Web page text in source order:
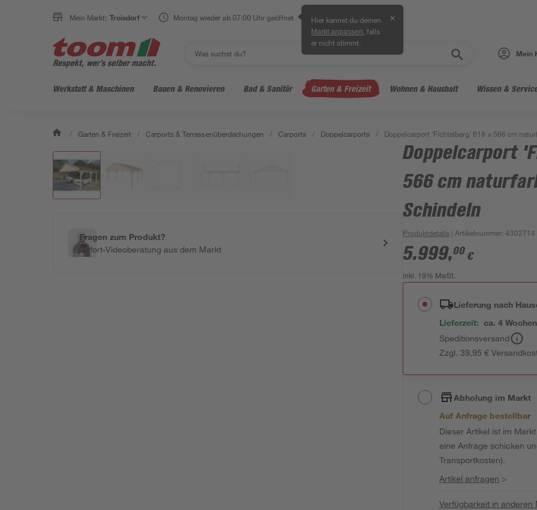
Mein Markt: Troisdorf Montag wieder ab 07:00 Uhr geöffnet Hier kannst du deinen
Markt anpassen , falls
er nicht stimmt.
✕
Mein
Werkstatt & Maschinen Bauen & Renovieren Bad & Sanitär Garten & Freizeit Wohnen & Haushalt Wissen &
/ Garten & Freizeit / Carports & Terrassenüberdachungen / Carports / Doppelcarports / Doppelcarport 'Fichtelberg' 618 x 566 cm
Fragen zum Produkt?
Sofort-Videoberatung aus dem Markt
Doppelcarport
566 cm
Schindeln
Produktdetails | Artikelnummer:4302714
5.999,00 €
inkl. 19% MwSt.
Lieferung nach
Lieferzeit: ca. 4 Wochen
Speditionsversand
Zzgl. 39,95 €
Abholung im Markt
Auf Anfrage bestellbar
Dieser Artikel ist im
eine Anfrage schicken
Transportkosten).
Artikel anfragen >
Verfügbarkeit in anderen